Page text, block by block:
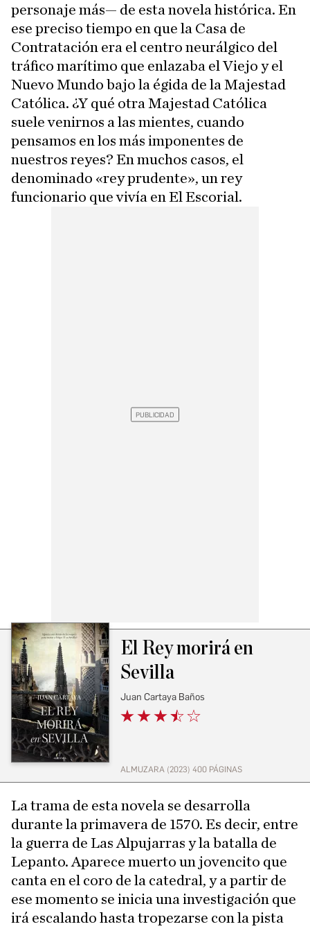
personaje más— de esta novela histórica. En
ese preciso tiempo en que la Casa de
Contratación era el centro neurálgico del
tráfico marítimo que enlazaba el Viejo y el
Nuevo Mundo bajo la égida de la Majestad
Católica. ¿Y qué otra Majestad Católica
suele venirnos a las mientes, cuando
pensamos en los más imponentes de
nuestros reyes? En muchos casos, el
denominado «rey prudente», un rey
funcionario que vivía en El Escorial.
ALMUZARA (2023) 400 PÁGINAS
El Rey morirá en
Sevilla
Juan Cartaya Baños
La trama de esta novela se desarrolla
durante la primavera de 1570. Es decir, entre
la guerra de Las Alpujarras y la batalla de
Lepanto. Aparece muerto un jovencito que
canta en el coro de la catedral, y a partir de
ese momento se inicia una investigación que
irá escalando hasta tropezarse con la pista